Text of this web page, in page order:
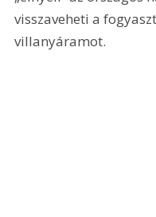
visszaveheti a
villanyáramot.